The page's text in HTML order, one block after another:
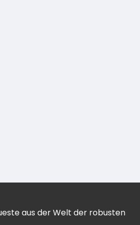
aus der Welt der robusten